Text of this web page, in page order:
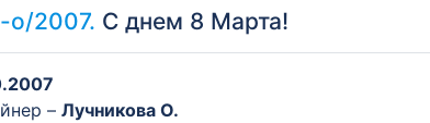
2007. С днем 8 Марта!
– Лучникова О.